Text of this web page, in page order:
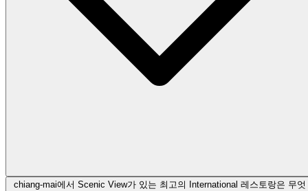
chiang-mai에서 Scenic View가 있는 최고의 International 레스토랑은 무엇